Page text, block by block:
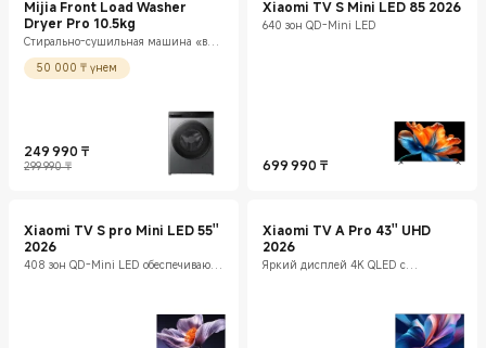
Mijia Front Load Washer
Dryer Pro 10.5kg
Стирально-сушильная машина «все
в одном»
50 000 ₸ үнем
249 990 ₸
Current Price ₸249990
299 990 ₸
Нарықтағы баға 299 990 ₸
Xiaomi TV S Mini LED 85 2026
640 зон QD-Mini LED
699 990 ₸
Current Price ₸699990
Xiaomi TV S pro Mini LED 55''
2026
408 зон QD-Mini LED обеспечивают
Xiaomi TV A Pro 43'' UHD
2026
Яркий дисплей 4K QLED с